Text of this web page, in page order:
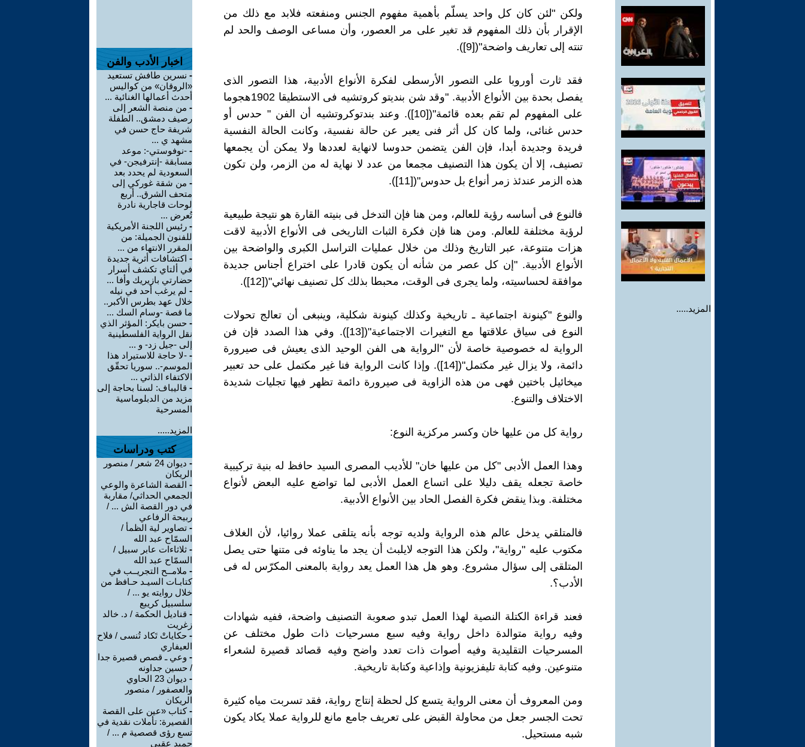
المزيد.....
ولكن "لئن كان كل واحد يسلّم بأهمية مفهوم الجنس ومنفعته فلابد مع ذلك من
الإقرار بأن ذلك المفهوم قد تغير على مر العصور، وأن مساعى الوصف والحد لم
تنته إلى تعاريف واضحة"([9]).
فقد ثارت أوروبا على التصور الأرسطى لفكرة الأنواع الأدبية، هذا التصور الذى
يفصل بحدة بين الأنواع الأدبية. "وقد شن بنديتو كروتشيه فى الاستطيقا 1902هجوما
على المفهوم لم تقم بعده قائمة"([10]). وعند بندتوكروتشيه أن الفن " حدس أو
حدس غنائى، ولما كان كل أثر فنى يعبر عن حالة نفسية، وكانت الحالة النفسية
فريدة وجديدة أبدا، فإن الفن يتضمن حدوسا لانهاية لعددها ولا يمكن أن يجمعها
تصنيف، إلا أن يكون هذا التصنيف مجمعا من عدد لا نهاية له من الزمر، ولن تكون
هذه الزمر عندئذ زمر أنواع بل حدوس"([11]).
فالنوع فى أساسه رؤية للعالم، ومن هنا فإن التدخل فى بنيته القارة هو نتيجة طبيعية
لرؤية مختلفة للعالم. ومن هنا فإن فكرة الثبات التاريخى فى الأنواع الأدبية لاقت
هزات متنوعة، عبر التاريخ وذلك من خلال عمليات التراسل الكبرى والواضحة بين
الأنواع الأدبية. "إن كل عصر من شأنه أن يكون قادرا على اختراع أجناس جديدة
موافقة لحساسيته، ولما يجرى فى الوقت، محبطا بذلك كل تصنيف نهائي"([12]).
والنوع "كينونة اجتماعية ـ تاريخية وكذلك كينونة شكلية، وينبغى أن تعالج تحولات
النوع فى سياق علاقتها مع التغيرات الاجتماعية"([13]). وفي هذا الصدد فإن فن
الرواية له خصوصية خاصة لأن "الرواية هى الفن الوحيد الذى يعيش فى صيرورة
دائمة، ولا يزال غير مكتمل"([14]). وإذا كانت الرواية فنا غير مكتمل على حد تعبير
ميخائيل باختين فهى من هذه الزاوية فى صيرورة دائمة تظهر فيها تجليات شديدة
الاختلاف والتنوع.
رواية كل من عليها خان وكسر مركزية النوع:
وهذا العمل الأدبى "كل من عليها خان" للأديب المصرى السيد حافظ له بنية تركيبية
خاصة تجعله يقف دليلا على اتساع العمل الأدبى لما تواضع عليه البعض لأنواع
مختلفة. وبذا ينقض فكرة الفصل الحاد بين الأنواع الأدبية.
فالمتلقي يدخل عالم هذه الرواية ولديه توجه بأنه يتلقى عملا روائيا، لأن الغلاف
مكتوب عليه "رواية"، ولكن هذا التوجه لايلبث أن يجد ما يناوئه فى متنها حتى يصل
المتلقى إلى سؤال مشروع. وهو هل هذا العمل يعد رواية بالمعنى المكرّس له فى
الأدب؟.
فعند قراءة الكتلة النصية لهذا العمل تبدو صعوبة التصنيف واضحة، ففيه شهادات
وفيه رواية متوالدة داخل رواية وفيه سبع مسرحيات ذات طول مختلف عن
المسرحيات التقليدية وفيه أصوات ذات تعدد واضح وفيه قصائد قصيرة لشعراء
متنوعين. وفيه كتابة تليفزيونية وإذاعية وكتابة تاريخية.
ومن المعروف أن معنى الرواية يتسع كل لحظة إنتاج رواية، فقد تسربت مياه كثيرة
تحت الجسر جعل من محاولة القبض على تعريف جامع مانع للرواية عملا يكاد يكون
شبه مستحيل.
اخبار الأدب والفن
- نسرين طافش تستعيد
«الروقان» من كواليس
أحدث أعمالها الغنائية ...
- من منصة الشعر إلى
رصيف دمشق.. الطفلة
شريفة حاج حسن في
مشهد ي ...
- -نوفوستي-: موعد
مسابقة -إنترفيجن- في
السعودية لم يحدد بعد
- من شقة غوركي إلى
متحف الشرق.. أربع
لوحات قاجارية نادرة
تُعرض ...
- رئيس اللجنة الأمريكية
للفنون الجميلة: من
المقرر الانتهاء من ...
- اكتشافات أثرية جديدة
في ألتاي تكشف أسرار
حضارتي بازيريك وأفا ...
- لم يرغب أحد في نيله
خلال عهد بطرس الأكبر..
ما قصة -وسام السك ...
- حسن بايكر: المؤثر الذي
نقل الرواية الفلسطينية
إلى -جيل زد- و ...
- -لا حاجة للاستيراد هذا
الموسم-.. سوريا تحقّق
الاكتفاء الذاتي ...
- قاليباف: لسنا بحاجة إلى
مزيد من الدبلوماسية
المسرحية
المزيد.....
كتب ودراسات
-
ديوان 24 شعر / منصور
الريكان
- القصة الشاعرة والوعي
الجمعي الحداثي/ مقاربة
في دور القصة الش ... /
ربيحة الرفاعي
- تصاوير لية الظمأ /
السمّاح عبد الله
- ثلاثاءات عابر سبيل /
السمّاح عبد الله
- ملامــح التجريــب في
كتابـات السيـد حـافظ من
خلال روايته يو ... /
سلسبيل كريبع
- قناديل الحكمة / د. خالد
زغريت
- حكاياتْ تَكاد تُنسى / فلاح
العيفاري
- وعي ـ قصص قصيرة جدا
/ حسين جداونه
-
ديوان 23 الحاوي
والعصفور / منصور
الريكان
-كتاب «عين على القصة
القصيرة: تأملات نقدية في
تسع رؤى قصصية م ... /
حميد عقبي